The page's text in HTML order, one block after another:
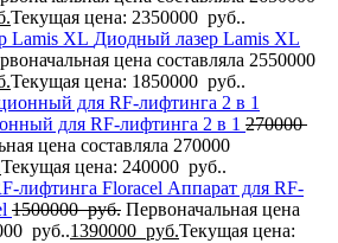
Текущая цена: 2350000 руб..
Диодный лазер Lamis XL
цена составляла 2550000
Текущая цена: 1850000 руб..
для RF-лифтинга 2 в 1 270000
цена составляла 270000
Текущая цена: 240000 руб..
Аппарат для RF-
1500000руб. Первоначальная цена
руб..1390000 руб.Текущая цена: